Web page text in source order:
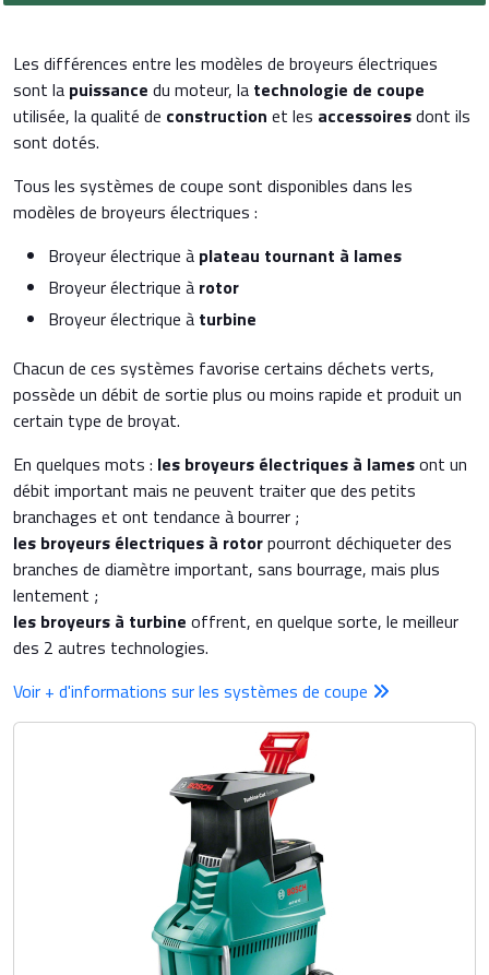
Les différences entre les modèles de broyeurs électriques
sont la puissance du moteur, la technologie de coupe
utilisée, la qualité de construction et les accessoiresdont ils
sont dotés.
Tous les systèmes de coupe sont disponibles dans les
modèles de broyeurs électriques :
Broyeur électrique à plateau tournant à lames
Broyeur électrique à rotor
Broyeur électrique à turbine
Chacun de ces systèmes favorise certains déchets verts,
possède un débit de sortie plus ou moins rapide et produit un
certain type de broyat.
En quelques mots : les broyeurs électriques à lamesont un
débit important mais ne peuvent traiter que des petits
branchages et ont tendance à bourrer ;
les broyeurs électriques à rotorpourront déchiqueter des
branches de diamètre important, sans bourrage, mais plus
lentement ;
les broyeurs à turbine offrent, en quelque sorte, le meilleur
des 2 autres technologies.
Voir + d'informations sur les systèmes de coupe